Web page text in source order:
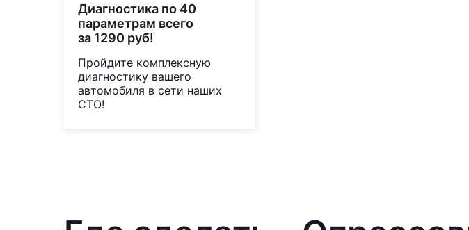
Диагностика по 40
параметрам всего
за 1290 руб!
Пройдите комплексную
диагностику вашего
автомобиля в сети наших
СТО!